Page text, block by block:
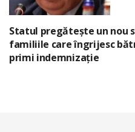
Statul pregătește un nou
familiile care îngrijesc
primi indemnizație